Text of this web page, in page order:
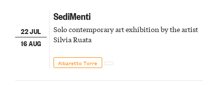
22 JUL
16 AUG
SediMenti
Solo contemporary art exhibition by the artist
Silvia Ruata
Albaretto Torre